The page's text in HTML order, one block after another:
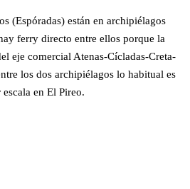
(Espóradas) están en archipiélagos
ferry directo entre ellos porque la
eje comercial Atenas-Cícladas-Creta-
los dos archipiélagos lo habitual es
escala en El Pireo.